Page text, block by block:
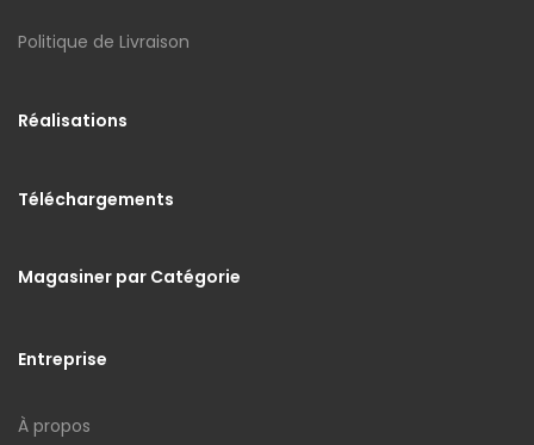
Politique de Livraison
Réalisations
Téléchargements
Magasiner par Catégorie
Entreprise
À propos